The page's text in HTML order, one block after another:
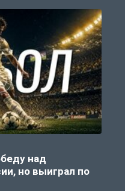
над
но выиграл по